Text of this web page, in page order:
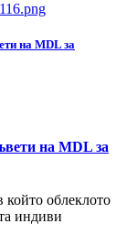
на MDL за
на MDL за
който облеклото
индиви